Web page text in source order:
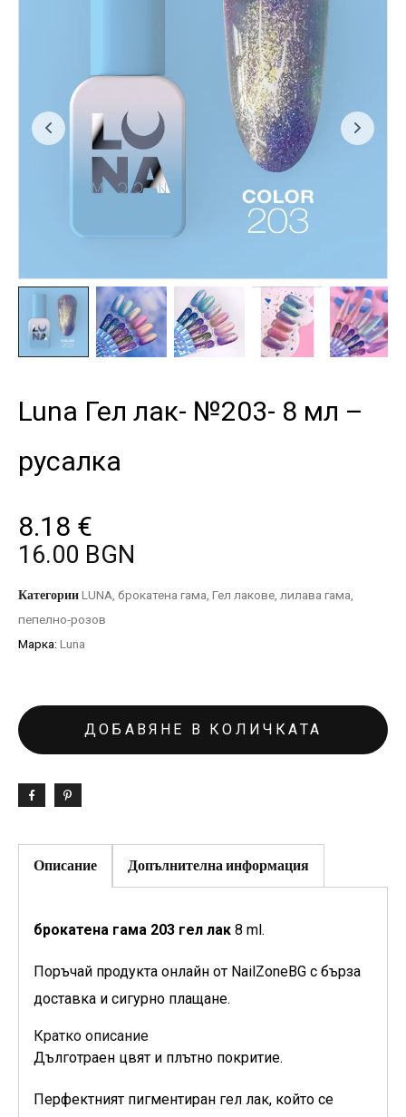
Luna Гел лак- №203- 8 мл –
русалка
8.18 €
16.00 BGN
КатегорииLUNA брокатена гама Гел лакове лилава гама
пепелно-розов
Марка: Luna
ДОБАВЯНЕ В КОЛИЧКАТА
Описание Допълнителна информация
брокатена гама 203 гел лак 8 ml.
Поръчай продукта онлайн от NailZoneBG с бърза
доставка и сигурно плащане.
Кратко описание
Дълготраен цвят и плътно покритие.
Перфектният пигментиран гел лак, който се